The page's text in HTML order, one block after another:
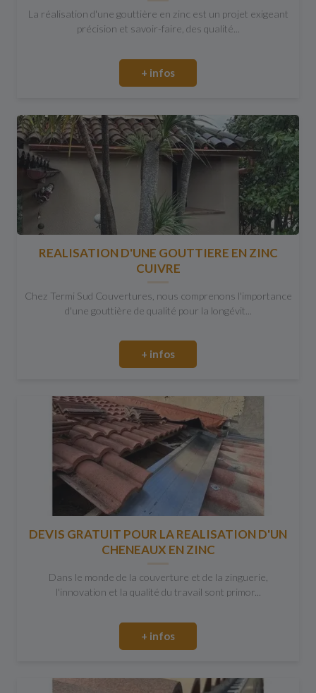
La réalisation d'une gouttière en zinc est un projet exigeant
précision et savoir-faire, des qualité...
+ infos
REALISATION D'UNE GOUTTIERE EN ZINC
CUIVRE
Chez Termi Sud Couvertures, nous comprenons l'importance
d'une gouttière de qualité pour la longévit...
+ infos
DEVIS GRATUIT POUR LA REALISATION D'UN
CHENEAUX EN ZINC
Dans le monde de la couverture et de la zinguerie,
l'innovation et la qualité du travail sont primor...
+ infos